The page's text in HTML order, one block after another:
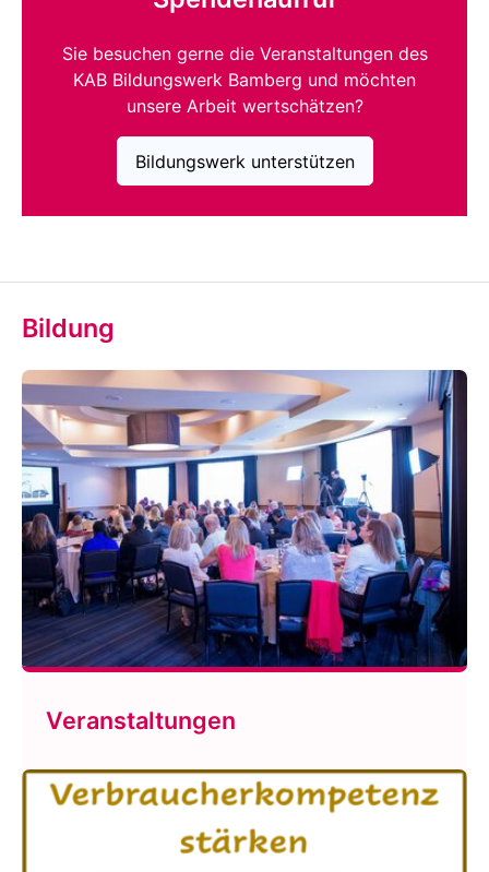
Sie besuchen gerne die Veranstaltungen des
KAB Bildungswerk Bamberg und möchten
unsere Arbeit wertschätzen?
Bildungswerk unterstützen
Bildung
Veranstaltungen